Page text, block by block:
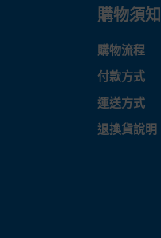
購物須知
購物流程
付款方式
運送方式
退換貨說明